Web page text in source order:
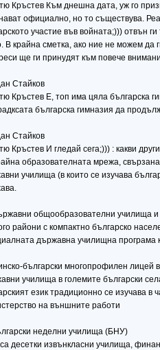
Кръстев Към днешна дата, уж го
официално, но то съществува.
участие във войната;))) отвън
В крайна сметка, ако ние не можем да
ще ги принудят към повече
Стайков
Кръстев Е, топ има цяла българска
българска гимназия да
Стайков
Кръстев И гледай сега;))) : какви
образователната мрежа,
училища (в които се изучава
общообразователни училища и
райони с компактно българско
държавна училищна програма
български многопрофилен лицей
училища в големите български
език традиционно се изучава в
на външните работи
неделни училища (БНУ)
десетки извънкласни училища,